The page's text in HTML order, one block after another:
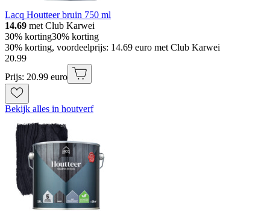
Lacq Houtteer bruin 750 ml
14.69 met Club Karwei
30% korting30% korting
30% korting, voordeelprijs: 14.69 euro met Club Karwei
20.99
Prijs: 20.99 euro
Bekijk alles in houtverf